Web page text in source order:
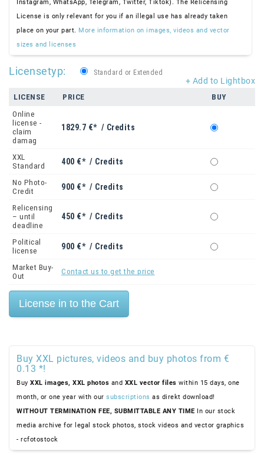
Instagram, WhatsApp, Telegram, Twitter, Tiktok). The Relicensing
License is only relevant for you if an illegal use has already taken
place on your part. More information on images, videos and vector
sizes and licenses
+ Add to Lightbox
Licensetyp: Standard or Extended
LICENSE PRICE
BUY
Online
license -
claim
damag
1829.7 €* / Credits
XXL
Standard
400 €* / Credits
No Photo-
Credit
900 €* / Credits
Relicensing
– until
deadline
450 €* / Credits
Political
license
900 €* / Credits
Market Buy-
Out
Contact us to get the price
Buy XXL pictures, videos and buy photos from €
0.13 *!
Buy XXL images, XXL photos and XXL vector files within 15 days, one
month, or one year with our subscriptions as direkt download!
WITHOUT TERMINATION FEE, SUBMITTABLE ANY TIME In our stock
media archive for legal stock photos, stock videos and vector graphics
- rcfotostock